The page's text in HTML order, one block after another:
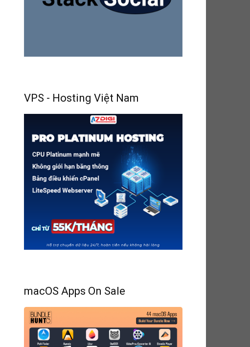
VPS - Hosting Việt Nam
macOS Apps On Sale